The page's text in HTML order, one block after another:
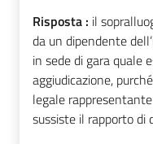
Risposta : il
da un dipendente
in sede di gara quale
aggiudicazione,
legale
sussiste il rapporto di